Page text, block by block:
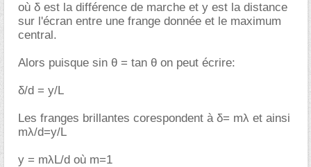
où δ est la différence de marche et y est la distance
sur l'écran entre une frange donnée et le maximum
central.
Alors puisque sin θ = tan θ on peut écrire:
δ/d = y/L
Les franges brillantes corespondent à δ= mλ et ainsi
mλ/d=y/L
y = mλL/d où m=1